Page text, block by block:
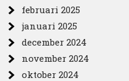
februari 2025
januari 2025
december 2024
november 2024
oktober 2024